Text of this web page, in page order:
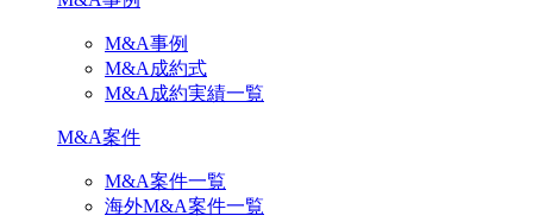
M&A事例
M&A成約式
M&A成約実績一覧
M&A案件
M&A案件一覧
海外M&A案件一覧